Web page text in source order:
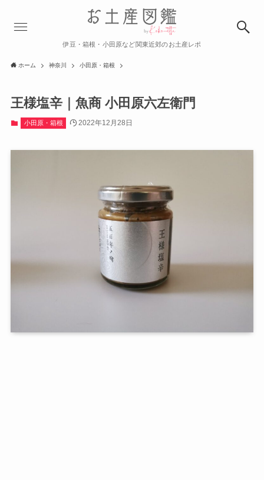
伊豆・箱根・小田原など関東近郊のお土産レポ
ホーム 神奈川 小田原・箱根
王様塩辛｜魚商 小田原六左衛門
小田原・箱根 2022年12月28日